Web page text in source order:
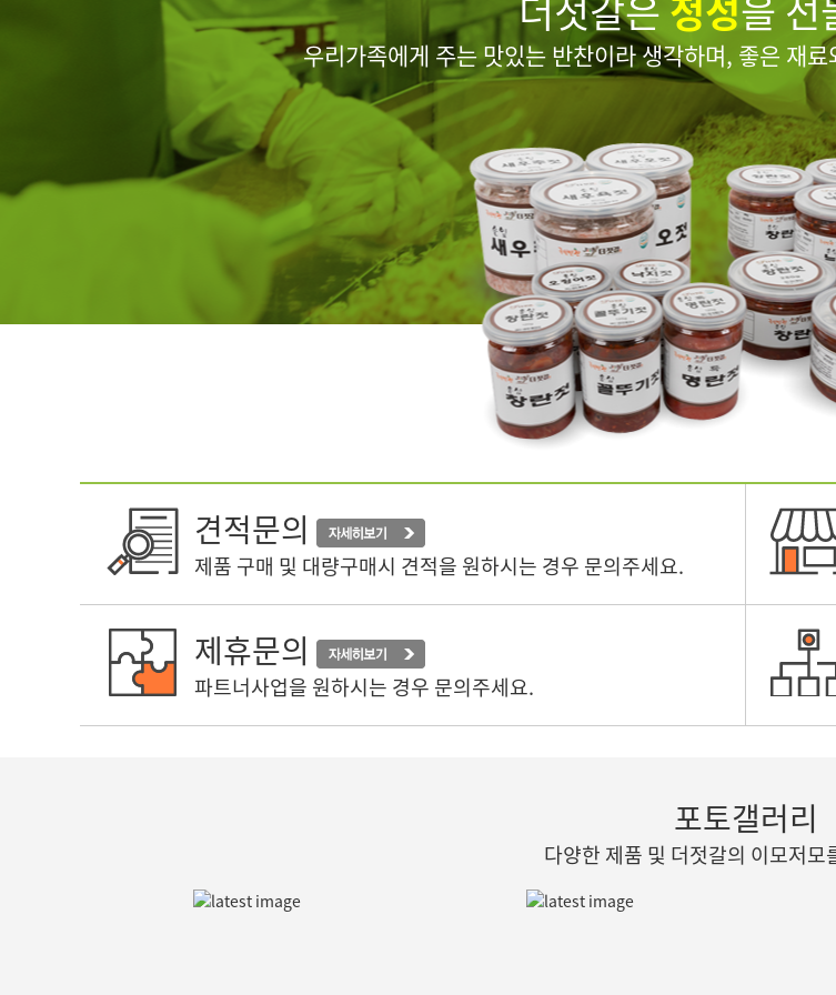
우리가족에게 주는 맛있는 반찬이라 생각하며, 좋은 재
견적문의
제품 구매 및 대량구매시 견적을 원하시는 경우 문의주세요.
제휴문의
파트너사업을 원하시는 경우 문의주세요.
포토갤러리
다양한 제품 및 더젓갈의 이모저모
⭐️⭐️전국 지사및 총판모집⭐️⭐️